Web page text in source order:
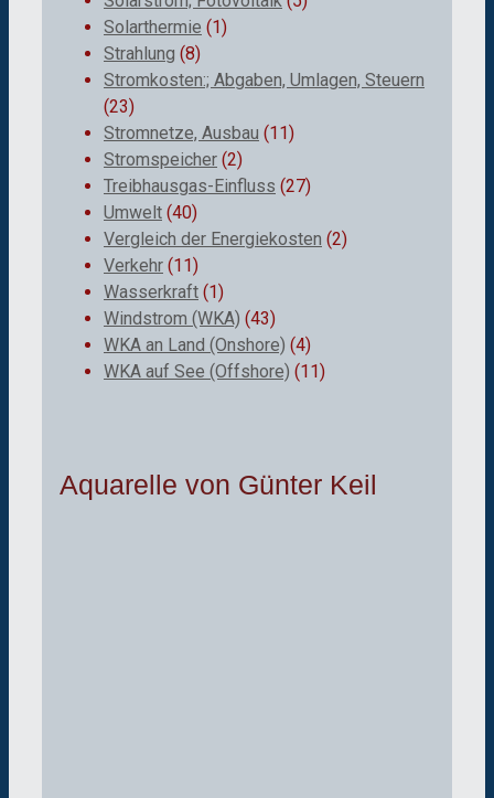
Solarthermie (1)
Strahlung (8)
Stromkosten:; Abgaben, Umlagen, Steuern
(23)
Stromnetze, Ausbau (11)
Stromspeicher (2)
Treibhausgas-Einfluss (27)
Umwelt (40)
Vergleich der Energiekosten (2)
Verkehr (11)
Wasserkraft (1)
Windstrom (WKA) (43)
WKA an Land (Onshore) (4)
WKA auf See (Offshore) (11)
Aquarelle von Günter Keil